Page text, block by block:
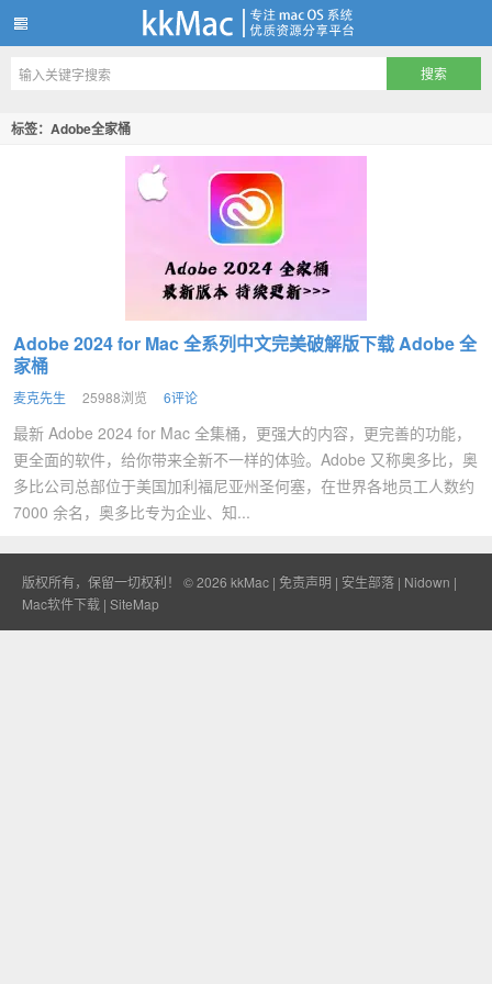
kkMac
标签：Adobe全家桶
Adobe 2024 for Mac 全系列中文完美破解版下载 Adobe 全
家桶
麦克先生 25988浏览 6评论
最新 Adobe 2024 for Mac 全集桶，更强大的内容，更完善的功能，
更全面的软件，给你带来全新不一样的体验。​​​​Adobe 又称奥多比，奥
多比公司总部位于美国加利福尼亚州圣何塞，在世界各地员工人数约
7000 余名，奥多比专为企业、知...
版权所有，保留一切权利！ © 2026 kkMac | 免责声明 | 安生部落 | Nidown |
Mac软件下载 | SiteMap